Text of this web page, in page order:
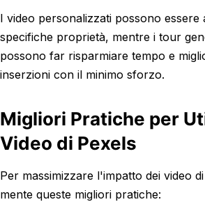
I video personalizzati possono essere
specifiche proprietà, mentre i tour
possono far risparmiare tempo e
inserzioni con il minimo sforzo.
Migliori Pratiche per
Video di Pexels
Per massimizzare l'impatto dei video
mente queste migliori pratiche: